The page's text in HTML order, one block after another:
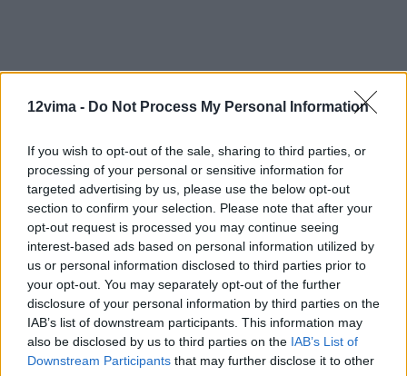
12vima - Do Not Process My Personal Information
If you wish to opt-out of the sale, sharing to third parties, or
processing of your personal or sensitive information for
targeted advertising by us, please use the below opt-out
section to confirm your selection. Please note that after your
opt-out request is processed you may continue seeing
interest-based ads based on personal information utilized by
us or personal information disclosed to third parties prior to
your opt-out. You may separately opt-out of the further
disclosure of your personal information by third parties on the
IAB’s list of downstream participants. This information may
also be disclosed by us to third parties on the IAB’s List of
Downstream Participants that may further disclose it to other